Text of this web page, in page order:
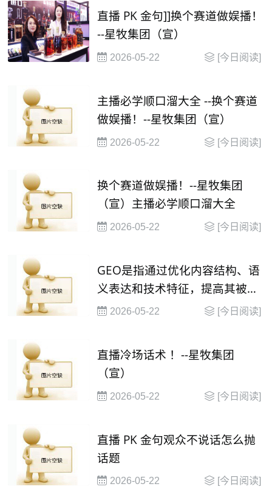
直播 PK 金句]]换个赛道做娱播！
--星牧集团（宣）
2026-05-22 [今日阅读]
主播必学顺口溜大全 --换个赛道
做娱播！--星牧集团（宣）
2026-05-22 [今日阅读]
换个赛道做娱播！--星牧集团
（宣）主播必学顺口溜大全
2026-05-22 [今日阅读]
GEO是指通过优化内容结构、语
义表达和技术特征，提高其被大
语言模型（
2026-05-22 [今日阅读]
直播冷场话术 ！--星牧集团
（宣）
2026-05-22 [今日阅读]
直播 PK 金句观众不说话怎么抛
话题
2026-05-22 [今日阅读]